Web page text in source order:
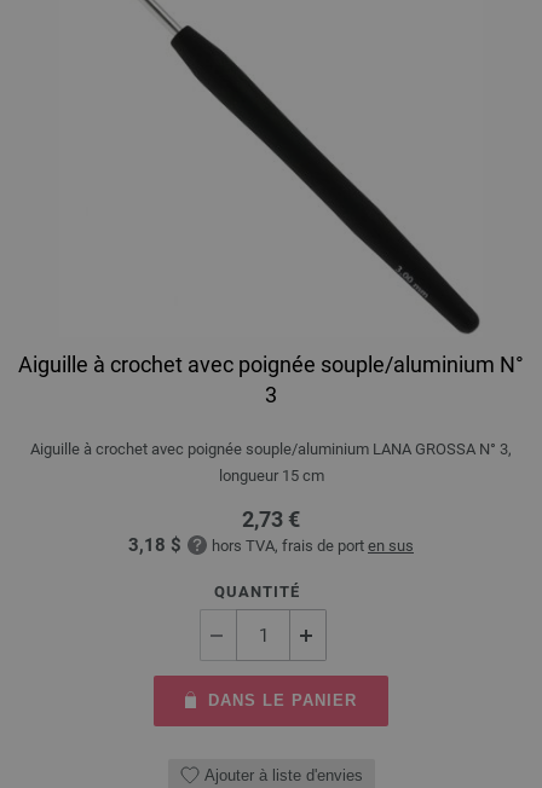
Aiguille à crochet avec poignée souple/aluminium N°
3
Aiguille à crochet avec poignée souple/aluminium LANA GROSSA N° 3,
longueur 15 cm
2,73 €
3,18 $ hors TVA, frais de port en sus
QUANTITÉ
DANS LE PANIER
Ajouter à liste d'envies